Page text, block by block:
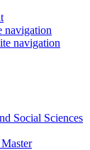
navigation
navigation
Social Sciences